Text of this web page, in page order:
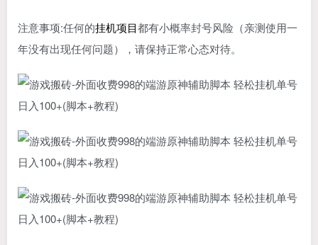
注意事项:任何的挂机项目都有小概率封号风险（亲测使用一
年没有出现任何问题），请保持正常心态对待。